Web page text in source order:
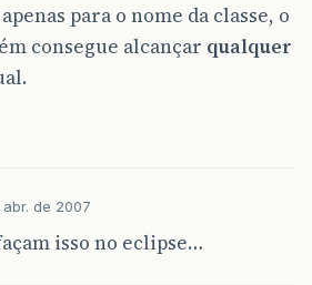
para o nome da classe, o
consegue alcançar qualquer
abr. de 2007
isso no eclipse…